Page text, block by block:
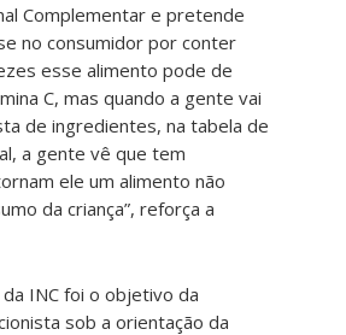
Complementar e pretende
no consumidor por conter
esse alimento pode de
C, mas quando a gente vai
de ingredientes, na tabela de
a gente vê que tem
ele um alimento não
da criança”, reforça a
INC foi o objetivo da
sob a orientação da